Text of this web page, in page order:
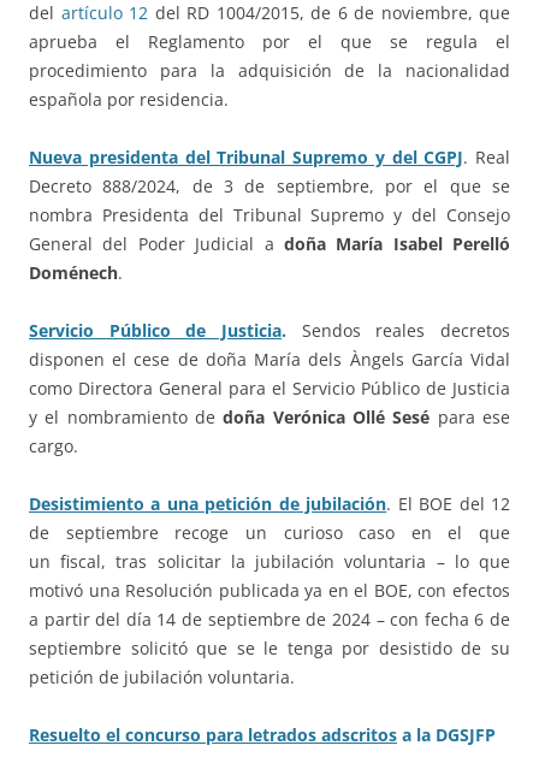
del artículo 12 del RD 1004/2015, de 6 de noviembre, que
aprueba el Reglamento por el que se regula el
procedimiento para la adquisición de la nacionalidad
española por residencia.
Nueva presidenta del Tribunal Supremo y del CGPJ. Real
Decreto 888/2024, de 3 de septiembre, por el que se
nombra Presidenta del Tribunal Supremo y del Consejo
General del Poder Judicial a doña María Isabel Perelló
Doménech.
Servicio Público de Justicia. Sendos reales decretos
disponen el cese de doña María dels Àngels García Vidal
como Directora General para el Servicio Público de Justicia
y el nombramiento dedoña Verónica Ollé Sesé para ese
cargo.
Desistimiento a una petición de jubilación. El BOE del 12
de septiembre recoge un curioso caso en el que
unfiscal,tras solicitar la jubilación voluntaria – lo que
motivó una Resolución publicada ya en el BOE, con efectos
a partir del día 14 de septiembre de 2024 – con fecha 6 de
septiembre solicitó que se le tenga por desistidode su
petición de jubilación voluntaria.
Resuelto el concurso para letrados adscritos a la DGSJFP